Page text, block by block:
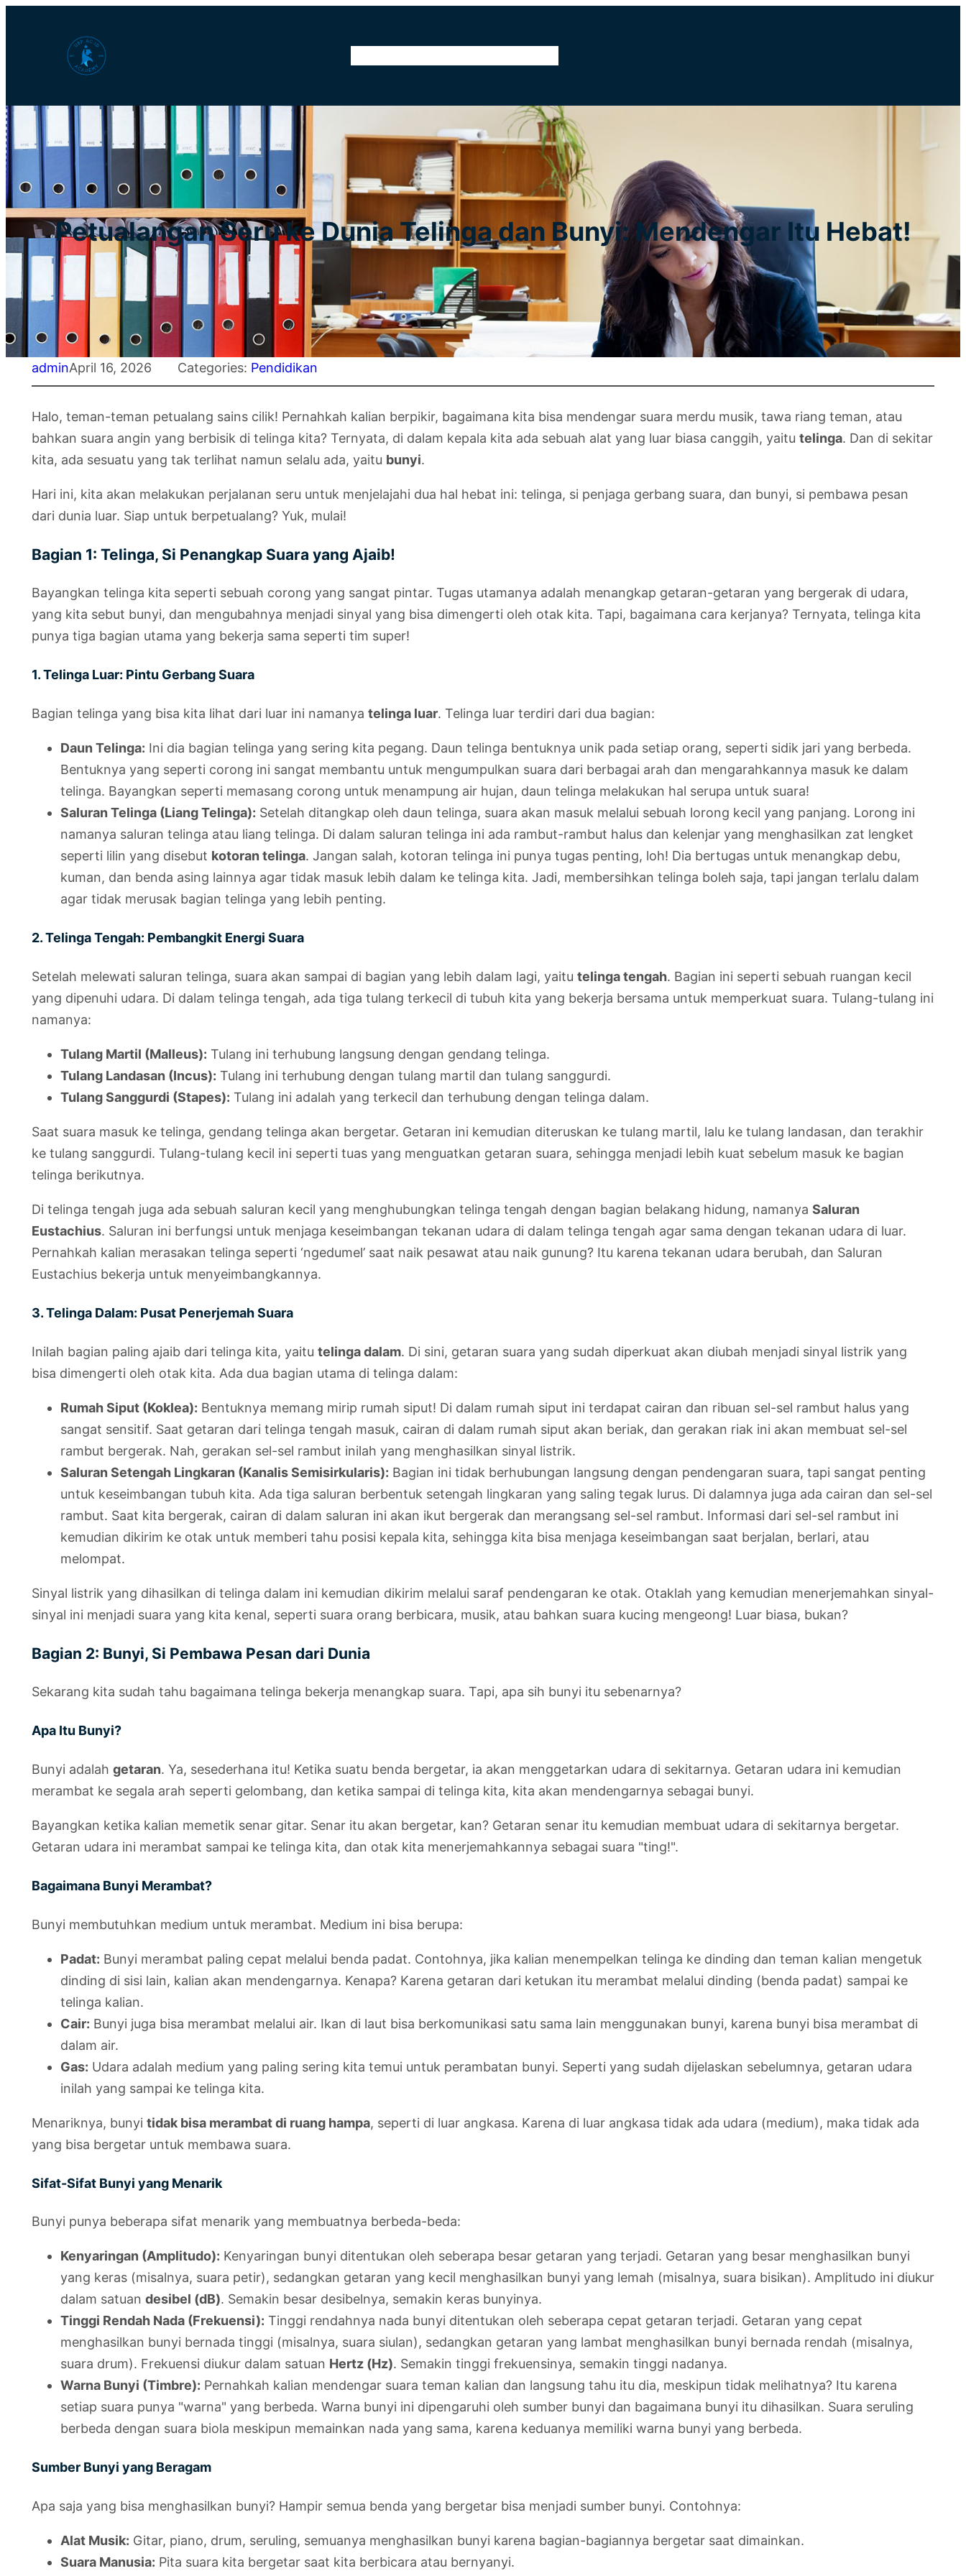
Petualangan Seru ke Dunia Telinga dan Bunyi: Mendengar Itu Hebat!
adminApril 16, 2026 Categories: Pendidikan
Halo, teman-teman petualang sains cilik! Pernahkah kalian berpikir, bagaimana kita bisa mendengar suara merdu musik, tawa riang teman, atau
bahkan suara angin yang berbisik di telinga kita? Ternyata, di dalam kepala kita ada sebuah alat yang luar biasa canggih, yaitu telinga. Dan di sekitar
kita, ada sesuatu yang tak terlihat namun selalu ada, yaitu bunyi.
Hari ini, kita akan melakukan perjalanan seru untuk menjelajahi dua hal hebat ini: telinga, si penjaga gerbang suara, dan bunyi, si pembawa pesan
dari dunia luar. Siap untuk berpetualang? Yuk, mulai!
Bagian 1: Telinga, Si Penangkap Suara yang Ajaib!
Bayangkan telinga kita seperti sebuah corong yang sangat pintar. Tugas utamanya adalah menangkap getaran-getaran yang bergerak di udara,
yang kita sebut bunyi, dan mengubahnya menjadi sinyal yang bisa dimengerti oleh otak kita. Tapi, bagaimana cara kerjanya? Ternyata, telinga kita
punya tiga bagian utama yang bekerja sama seperti tim super!
1. Telinga Luar: Pintu Gerbang Suara
Bagian telinga yang bisa kita lihat dari luar ini namanya telinga luar. Telinga luar terdiri dari dua bagian:
Daun Telinga: Ini dia bagian telinga yang sering kita pegang. Daun telinga bentuknya unik pada setiap orang, seperti sidik jari yang berbeda.
Bentuknya yang seperti corong ini sangat membantu untuk mengumpulkan suara dari berbagai arah dan mengarahkannya masuk ke dalam
telinga. Bayangkan seperti memasang corong untuk menampung air hujan, daun telinga melakukan hal serupa untuk suara!
Saluran Telinga (Liang Telinga): Setelah ditangkap oleh daun telinga, suara akan masuk melalui sebuah lorong kecil yang panjang. Lorong ini
namanya saluran telinga atau liang telinga. Di dalam saluran telinga ini ada rambut-rambut halus dan kelenjar yang menghasilkan zat lengket
seperti lilin yang disebut kotoran telinga. Jangan salah, kotoran telinga ini punya tugas penting, loh! Dia bertugas untuk menangkap debu,
kuman, dan benda asing lainnya agar tidak masuk lebih dalam ke telinga kita. Jadi, membersihkan telinga boleh saja, tapi jangan terlalu dalam
agar tidak merusak bagian telinga yang lebih penting.
2. Telinga Tengah: Pembangkit Energi Suara
Setelah melewati saluran telinga, suara akan sampai di bagian yang lebih dalam lagi, yaitu telinga tengah. Bagian ini seperti sebuah ruangan kecil
yang dipenuhi udara. Di dalam telinga tengah, ada tiga tulang terkecil di tubuh kita yang bekerja bersama untuk memperkuat suara. Tulang-tulang ini
namanya:
Tulang Martil (Malleus): Tulang ini terhubung langsung dengan gendang telinga.
Tulang Landasan (Incus): Tulang ini terhubung dengan tulang martil dan tulang sanggurdi.
Tulang Sanggurdi (Stapes): Tulang ini adalah yang terkecil dan terhubung dengan telinga dalam.
Saat suara masuk ke telinga, gendang telinga akan bergetar. Getaran ini kemudian diteruskan ke tulang martil, lalu ke tulang landasan, dan terakhir
ke tulang sanggurdi. Tulang-tulang kecil ini seperti tuas yang menguatkan getaran suara, sehingga menjadi lebih kuat sebelum masuk ke bagian
telinga berikutnya.
Di telinga tengah juga ada sebuah saluran kecil yang menghubungkan telinga tengah dengan bagian belakang hidung, namanya Saluran
Eustachius. Saluran ini berfungsi untuk menjaga keseimbangan tekanan udara di dalam telinga tengah agar sama dengan tekanan udara di luar.
Pernahkah kalian merasakan telinga seperti ‘ngedumel’ saat naik pesawat atau naik gunung? Itu karena tekanan udara berubah, dan Saluran
Eustachius bekerja untuk menyeimbangkannya.
3. Telinga Dalam: Pusat Penerjemah Suara
Inilah bagian paling ajaib dari telinga kita, yaitu telinga dalam. Di sini, getaran suara yang sudah diperkuat akan diubah menjadi sinyal listrik yang
bisa dimengerti oleh otak kita. Ada dua bagian utama di telinga dalam:
Rumah Siput (Koklea): Bentuknya memang mirip rumah siput! Di dalam rumah siput ini terdapat cairan dan ribuan sel-sel rambut halus yang
sangat sensitif. Saat getaran dari telinga tengah masuk, cairan di dalam rumah siput akan beriak, dan gerakan riak ini akan membuat sel-sel
rambut bergerak. Nah, gerakan sel-sel rambut inilah yang menghasilkan sinyal listrik.
Saluran Setengah Lingkaran (Kanalis Semisirkularis): Bagian ini tidak berhubungan langsung dengan pendengaran suara, tapi sangat penting
untuk keseimbangan tubuh kita. Ada tiga saluran berbentuk setengah lingkaran yang saling tegak lurus. Di dalamnya juga ada cairan dan sel-sel
rambut. Saat kita bergerak, cairan di dalam saluran ini akan ikut bergerak dan merangsang sel-sel rambut. Informasi dari sel-sel rambut ini
kemudian dikirim ke otak untuk memberi tahu posisi kepala kita, sehingga kita bisa menjaga keseimbangan saat berjalan, berlari, atau
melompat.
Sinyal listrik yang dihasilkan di telinga dalam ini kemudian dikirim melalui saraf pendengaran ke otak. Otaklah yang kemudian menerjemahkan sinyal-
sinyal ini menjadi suara yang kita kenal, seperti suara orang berbicara, musik, atau bahkan suara kucing mengeong! Luar biasa, bukan?
Bagian 2: Bunyi, Si Pembawa Pesan dari Dunia
Sekarang kita sudah tahu bagaimana telinga bekerja menangkap suara. Tapi, apa sih bunyi itu sebenarnya?
Apa Itu Bunyi?
Bunyi adalah getaran. Ya, sesederhana itu! Ketika suatu benda bergetar, ia akan menggetarkan udara di sekitarnya. Getaran udara ini kemudian
merambat ke segala arah seperti gelombang, dan ketika sampai di telinga kita, kita akan mendengarnya sebagai bunyi.
Bayangkan ketika kalian memetik senar gitar. Senar itu akan bergetar, kan? Getaran senar itu kemudian membuat udara di sekitarnya bergetar.
Getaran udara ini merambat sampai ke telinga kita, dan otak kita menerjemahkannya sebagai suara "ting!".
Bagaimana Bunyi Merambat?
Bunyi membutuhkan medium untuk merambat. Medium ini bisa berupa:
Padat: Bunyi merambat paling cepat melalui benda padat. Contohnya, jika kalian menempelkan telinga ke dinding dan teman kalian mengetuk
dinding di sisi lain, kalian akan mendengarnya. Kenapa? Karena getaran dari ketukan itu merambat melalui dinding (benda padat) sampai ke
telinga kalian.
Cair: Bunyi juga bisa merambat melalui air. Ikan di laut bisa berkomunikasi satu sama lain menggunakan bunyi, karena bunyi bisa merambat di
dalam air.
Gas: Udara adalah medium yang paling sering kita temui untuk perambatan bunyi. Seperti yang sudah dijelaskan sebelumnya, getaran udara
inilah yang sampai ke telinga kita.
Menariknya, bunyi tidak bisa merambat di ruang hampa, seperti di luar angkasa. Karena di luar angkasa tidak ada udara (medium), maka tidak ada
yang bisa bergetar untuk membawa suara.
Sifat-Sifat Bunyi yang Menarik
Bunyi punya beberapa sifat menarik yang membuatnya berbeda-beda:
Kenyaringan (Amplitudo): Kenyaringan bunyi ditentukan oleh seberapa besar getaran yang terjadi. Getaran yang besar menghasilkan bunyi
yang keras (misalnya, suara petir), sedangkan getaran yang kecil menghasilkan bunyi yang lemah (misalnya, suara bisikan). Amplitudo ini diukur
dalam satuan desibel (dB). Semakin besar desibelnya, semakin keras bunyinya.
Tinggi Rendah Nada (Frekuensi): Tinggi rendahnya nada bunyi ditentukan oleh seberapa cepat getaran terjadi. Getaran yang cepat
menghasilkan bunyi bernada tinggi (misalnya, suara siulan), sedangkan getaran yang lambat menghasilkan bunyi bernada rendah (misalnya,
suara drum). Frekuensi diukur dalam satuan Hertz (Hz). Semakin tinggi frekuensinya, semakin tinggi nadanya.
Warna Bunyi (Timbre): Pernahkah kalian mendengar suara teman kalian dan langsung tahu itu dia, meskipun tidak melihatnya? Itu karena
setiap suara punya "warna" yang berbeda. Warna bunyi ini dipengaruhi oleh sumber bunyi dan bagaimana bunyi itu dihasilkan. Suara seruling
berbeda dengan suara biola meskipun memainkan nada yang sama, karena keduanya memiliki warna bunyi yang berbeda.
Sumber Bunyi yang Beragam
Apa saja yang bisa menghasilkan bunyi? Hampir semua benda yang bergetar bisa menjadi sumber bunyi. Contohnya:
Alat Musik: Gitar, piano, drum, seruling, semuanya menghasilkan bunyi karena bagian-bagiannya bergetar saat dimainkan.
Suara Manusia: Pita suara kita bergetar saat kita berbicara atau bernyanyi.